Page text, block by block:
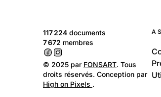
117 224 documents
7 672 membres
© 2025 par FONSART. Tous
droits réservés. Conception par
High on Pixels .